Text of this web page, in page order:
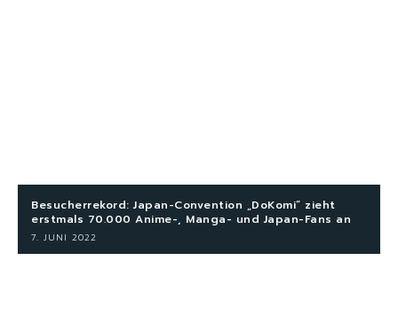
Besucherrekord: Japan-Convention „DoKomi“ zieht
erstmals 70.000 Anime-, Manga- und Japan-Fans an
7. JUNI 2022